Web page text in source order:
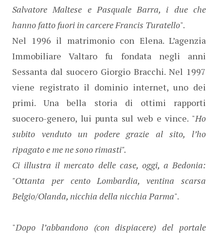
Salvatore Maltese e Pasquale Barra, i due che
hanno fatto fuori in carcere Francis Turatello".
Nel 1996 il matrimonio con Elena. L’agenzia
Immobiliare Valtaro fu fondata negli anni
Sessanta dal suocero Giorgio Bracchi. Nel 1997
viene registrato il dominio internet, uno dei
primi. Una bella storia di ottimi rapporti
suocero-genero, lui punta sul web e vince. "Ho
subito venduto un podere grazie al sito, l’ho
ripagato e me ne sono rimasti".
Ci illustra il mercato delle case, oggi, a Bedonia:
"Ottanta per cento Lombardia, ventina scarsa
Belgio/Olanda, nicchia della nicchia Parma".
"Dopo l’abbandono (con dispiacere) del portale